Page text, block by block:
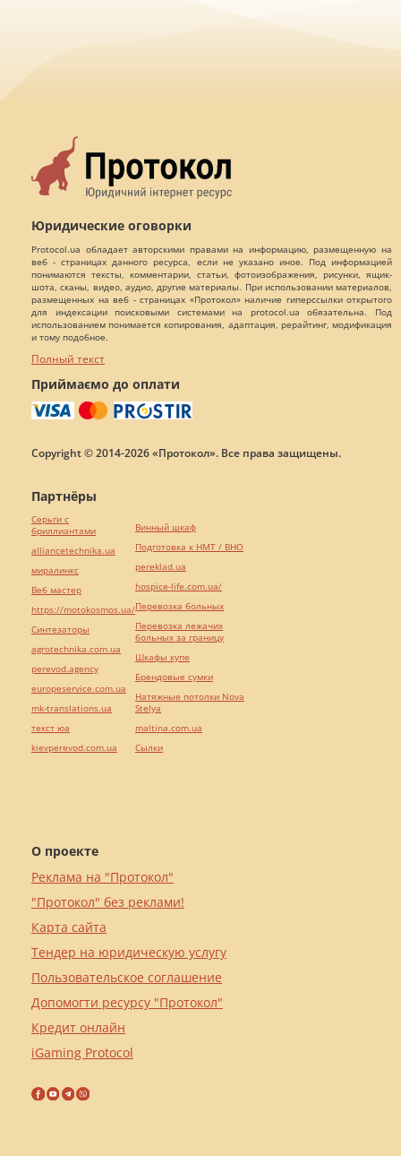
Юридические оговорки
Protocol.ua обладает авторскими правами на информацию, размещенную на
веб - страницах данного ресурса, если не указано иное. Под информацией
понимаются тексты, комментарии, статьи, фотоизображения, рисунки, ящик-
шота, сканы, видео, аудио, другие материалы. При использовании материалов,
размещенных на веб - страницах «Протокол» наличие гиперссылки открытого
для индексации поисковыми системами на protocol.ua обязательна. Под
использованием понимается копирования, адаптация, рерайтинг, модификация
и тому подобное.
Полный текст
Приймаємо до оплати
Copyright © 2014-2026 «Протокол». Все права защищены.
О проекте
Реклама на "Протокол"
"Протокол" без реклами!
Карта сайта
Тендер на юридическую услугу
Пользовательское соглашение
Допомогти ресурсу "Протокол"
Кредит онлайн
iGaming Protocol
Партнёры
Серьги с
бриллиантами
alliancetechnika.ua
миралинкс
Веб мастер
https://motokosmos.ua/
Синтезаторы
agrotechnika.com.ua
perevod.agency
europeservice.com.ua
mk-translations.ua
текст юа
kievperevod.com.ua
Винный шкаф
Подготовка к НМТ / ВНО
pereklad.ua
hospice-life.com.ua/
Перевозка больных
Перевозка лежачих
больных за границу
Шкафы купе
Брендовые сумки
Натяжные потолки Nova
Stelya
maltina.com.ua
Cылки